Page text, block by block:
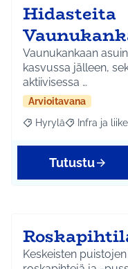
Hidasteita
Vaunukankaan
kasvussa jälleen,
aktiivisessa …
Arvioitavana
Rajaa tulokset
Hyrylä RajaaInfra ja
Tutustu
Keskeisten